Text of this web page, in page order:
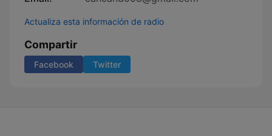
Actualiza esta información de radio
Compartir
Facebook Twitter